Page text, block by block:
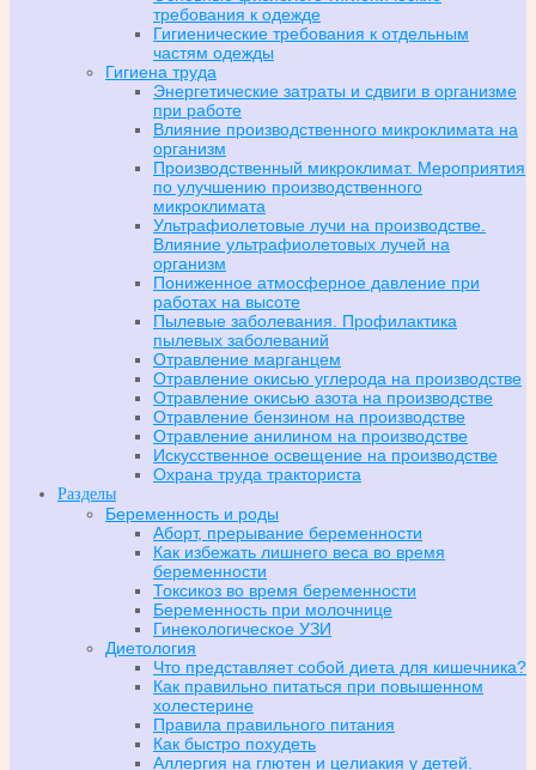
требования к одежде
Гигиенические требования к отдельным
частям одежды
Гигиена труда
Энергетические затраты и сдвиги в организме
при работе
Влияние производственного микроклимата на
организм
Производственный микроклимат. Мероприятия
по улучшению производственного
микроклимата
Ультрафиолетовые лучи на производстве.
Влияние ультрафиолетовых лучей на
организм
Пониженное атмосферное давление при
работах на высоте
Пылевые заболевания. Профилактика
пылевых заболеваний
Отравление марганцем
Отравление окисью углерода на производстве
Отравление окисью азота на производстве
Отравление бензином на производстве
Отравление анилином на производстве
Искусственное освещение на производстве
Охрана труда тракториста
Разделы
Беременность и роды
Аборт, прерывание беременности
Как избежать лишнего веса во время
беременности
Токсикоз во время беременности
Беременность при молочнице
Гинекологическое УЗИ
Диетология
Что представляет собой диета для кишечника?
Как правильно питаться при повышенном
холестерине
Правила правильного питания
Как быстро похудеть
Аллергия на глютен и целиакия у детей.